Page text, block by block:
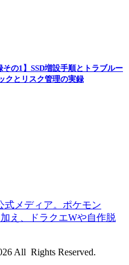
その1】SSD増設手順とトラブルー
クとリスク管理の実録
式メディア。ポケモン
え、ドラクエWや自作脱
All Rights Reserved.